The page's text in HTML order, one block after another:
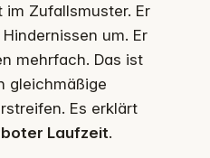
Zufallsmuster. Er
um. Er
mehrfach. Das ist
gleichmäßige
Es erklärt
Laufzeit.